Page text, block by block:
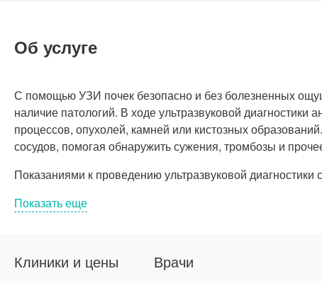
Об услуге
С помощью УЗИ почек безопасно и без болезненных
наличие патологий. В ходе ультразвуковой
процессов, опухолей, камней или кистозных
сосудов, помогая обнаружить сужения, тромбозы и
Показаниями к проведению ультразвуковой
Показать еще
Клиники и цены Врачи